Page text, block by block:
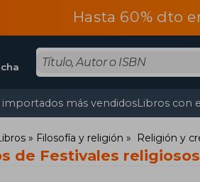
Hasta 60% dto
importados más vendidosLibros con
Filosofía y religión Religión y
de Festivales religiosos